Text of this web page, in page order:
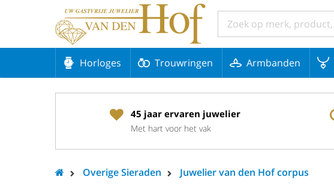
Horloges Trouwringen Armbanden
45 jaar ervaren juwelier
Met hart voor het vak
Overige Sieraden Juwelier van den Hof corpus